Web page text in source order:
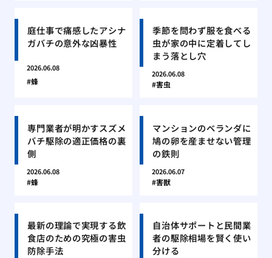
庭仕事で痛感したアシナ
ガバチの意外な凶暴性
2026.06.08
蜂
季節を問わず服を食べる
虫が家の中に定着してし
まう落とし穴
2026.06.08
害虫
専門業者が明かすスズメ
バチ駆除の適正価格の裏
側
2026.06.08
蜂
マンションのベランダに
鳩の卵を産ませない管理
の鉄則
2026.06.07
害獣
最新の理論で実現する飲
食店のための究極の害虫
防除手法
自治体サポートと民間業
者の駆除相場を賢く使い
分ける